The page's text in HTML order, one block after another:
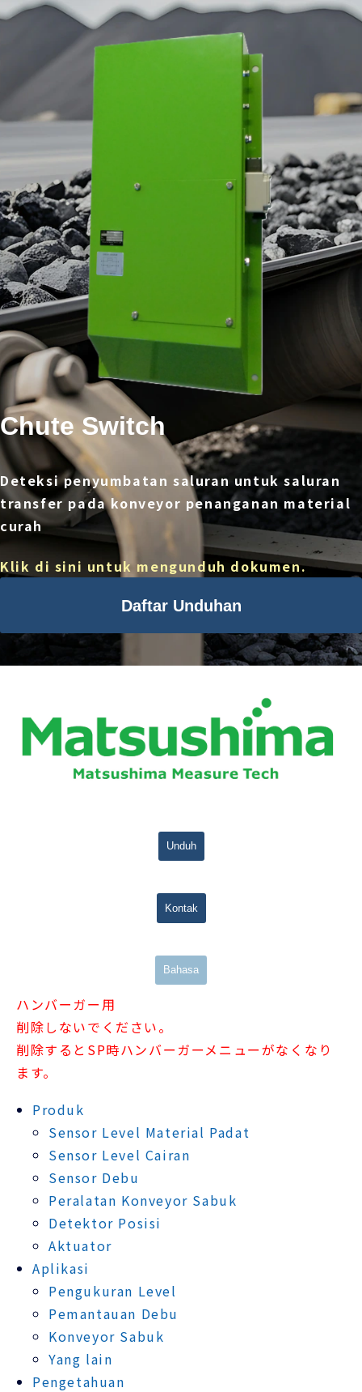
Chute Switch
Deteksi penyumbatan saluran untuk saluran
transfer pada konveyor penanganan material
curah
Klik di sini untuk mengunduh dokumen.
Daftar Unduhan
Unduh
Kontak
Bahasa
ハンバーガー用
削除しないでください。
削除するとSP時ハンバーガーメニューがなくなり
ます。
Produk
Sensor Level Material Padat
Sensor Level Cairan
Sensor Debu
Peralatan Konveyor Sabuk
Detektor Posisi
Aktuator
Aplikasi
Pengukuran Level
Pemantauan Debu
Konveyor Sabuk
Yang lain
Pengetahuan